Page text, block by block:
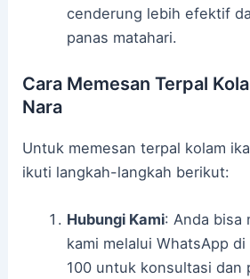
cenderung lebih efektif
panas matahari.
Cara Memesan Terpal
Nara
Untuk memesan terpal kolam
ikuti langkah-langkah berikut:
Hubungi Kami: Anda bisa
kami melalui WhatsApp di
100 untuk konsultasi dan